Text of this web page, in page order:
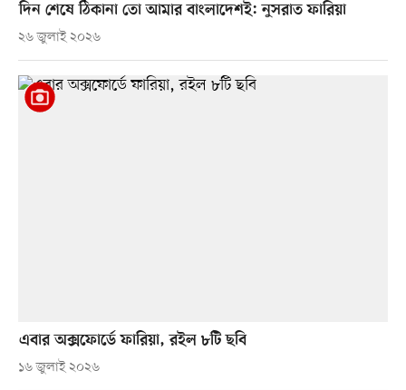
দিন শেষে ঠিকানা তো আমার বাংলাদেশই: নুসরাত ফারিয়া
২৬ জুলাই ২০২৬
এবার অক্সফোর্ডে ফারিয়া, রইল ৮টি ছবি
১৬ জুলাই ২০২৬